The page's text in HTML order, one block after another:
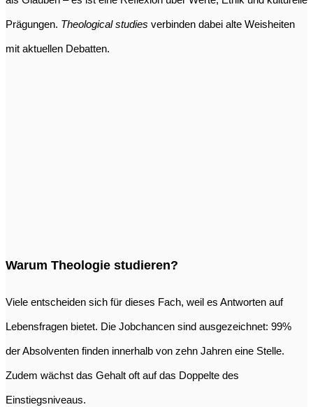
Prägungen. Theological studies verbinden dabei alte Weisheiten
mit aktuellen Debatten.
Warum Theologie studieren?
Viele entscheiden sich für dieses Fach, weil es Antworten auf
Lebensfragen bietet. Die Jobchancen sind ausgezeichnet: 99%
der Absolventen finden innerhalb von zehn Jahren eine Stelle.
Zudem wächst das Gehalt oft auf das Doppelte des
Einstiegsniveaus.